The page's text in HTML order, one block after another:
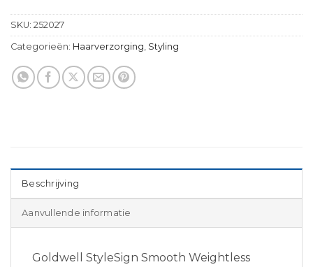
SKU: 252027
Categorieën: Haarverzorging Styling
Beschrijving
Aanvullende informatie
Goldwell StyleSign Smooth Weightless